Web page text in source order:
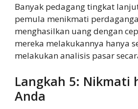
Banyak pedagang tingkat
pemula menikmati
menghasilkan uang dengan
mereka melakukannya hanya
melakukan analisis pasar
Langkah 5: Nikmati
Anda